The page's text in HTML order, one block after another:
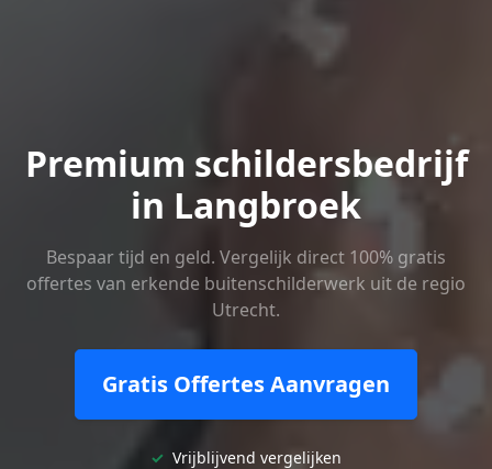
Premium schildersbedrijf
in Langbroek
Bespaar tijd en geld. Vergelijk direct 100% gratis
offertes van erkende buitenschilderwerk uit de regio
Utrecht.
Gratis Offertes Aanvragen
✓ Vrijblijvend vergelijken